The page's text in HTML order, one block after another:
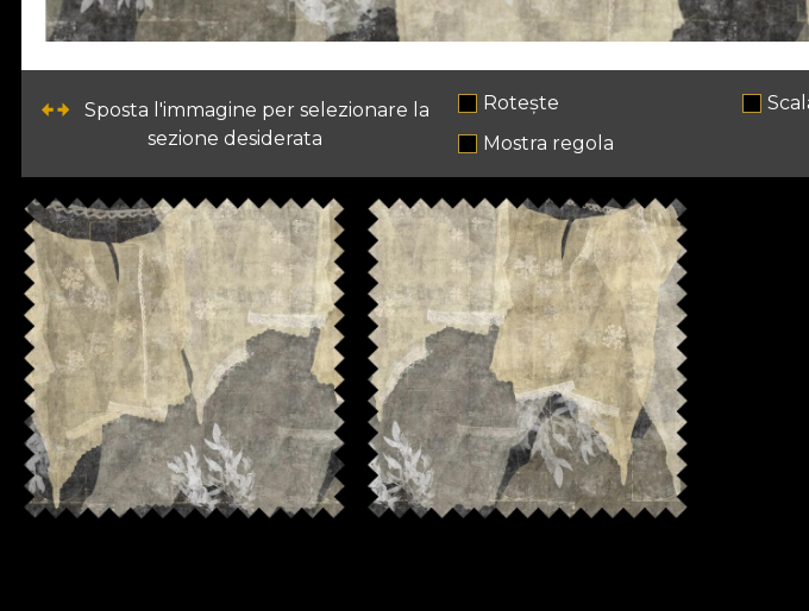
Sposta l'immagine per selezionare la
sezione desiderata
Rotește
Mostra regola